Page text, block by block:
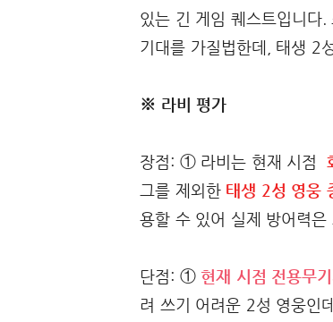
있는 긴 게임 퀘스트입니다
기대를 가질법한데, 태생 2
※ 라비 평가
장점: ① 라비는 현재 시점
그를 제외한 태생 2성 영웅
용할 수 있어 실제 방어력
단점: ① 현재 시점 전용무
려 쓰기 어려운 2성 영웅인